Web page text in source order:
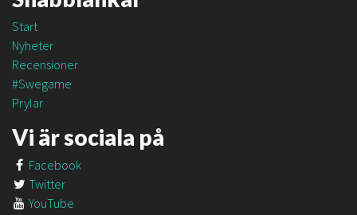
Start
Nyheter
Recensioner
#Swegame
Prylar
Vi är sociala på
Facebook
Twitter
YouTube